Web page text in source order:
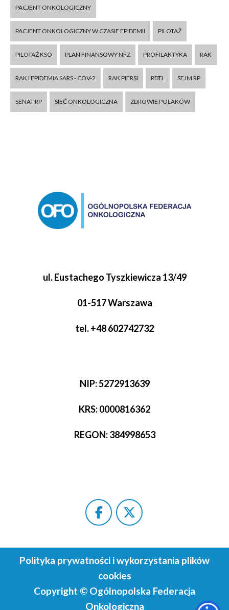
PACJENT ONKOLOGICZNY
PACJENT ONKOLOGICZNY W CZASIE EPIDEMII PILOTAŻ
PILOTAŻ KSO PLAN FINANSOWY NFZ PROFILAKTYKA RAK
RAK I EPIDEMIA SARS - COV-2 RAK PIERSI RDTL SEJM RP
SENAT RP SIEĆ ONKOLOGICZNA ZDROWIE POLAKÓW
ul. Eustachego Tyszkiewicza 13/49
01-517 Warszawa
tel. +48 602742732
NIP: 5272913639
KRS: 0000816362
REGON: 384998653
Polityka prywatności i wykorzystania plików
cookies
Copyright © Ogólnopolska Federacja
Onkologiczna